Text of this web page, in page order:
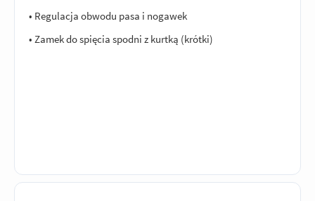
• Regulacja obwodu pasa i nogawek
• Zamek do spięcia spodni z kurtką (krótki)